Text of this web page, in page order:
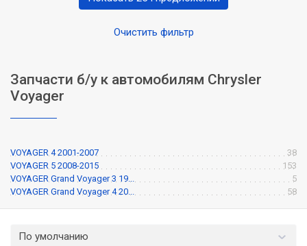
Очистить фильтр
Запчасти б/у к автомобилям Chrysler
Voyager
VOYAGER 4 2001-2007
38
VOYAGER 5 2008-2015
153
VOYAGER Grand Voyager 3 19...
5
VOYAGER Grand Voyager 4 20...
58
По умолчанию